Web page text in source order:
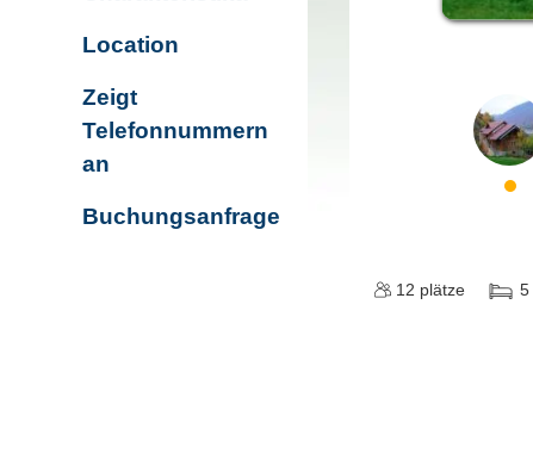
12 plätze 5
Location
Zeigt
Telefonnummern
an
Buchungsanfrage